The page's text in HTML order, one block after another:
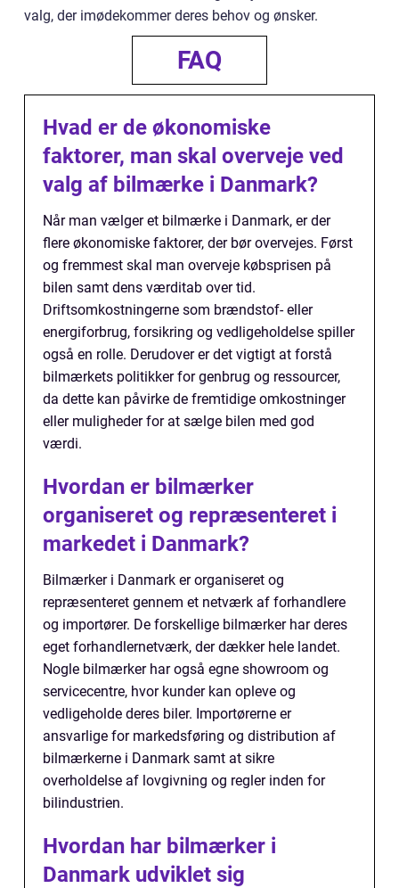
valg, der imødekommer deres behov og ønsker.
FAQ
Hvad er de økonomiske
faktorer, man skal overveje ved
valg af bilmærke i Danmark?
Når man vælger et bilmærke i Danmark, er der
flere økonomiske faktorer, der bør overvejes. Først
og fremmest skal man overveje købsprisen på
bilen samt dens værditab over tid.
Driftsomkostningerne som brændstof- eller
energiforbrug, forsikring og vedligeholdelse spiller
også en rolle. Derudover er det vigtigt at forstå
bilmærkets politikker for genbrug og ressourcer,
da dette kan påvirke de fremtidige omkostninger
eller muligheder for at sælge bilen med god
værdi.
Hvordan er bilmærker
organiseret og repræsenteret i
markedet i Danmark?
Bilmærker i Danmark er organiseret og
repræsenteret gennem et netværk af forhandlere
og importører. De forskellige bilmærker har deres
eget forhandlernetværk, der dækker hele landet.
Nogle bilmærker har også egne showroom og
servicecentre, hvor kunder kan opleve og
vedligeholde deres biler. Importørerne er
ansvarlige for markedsføring og distribution af
bilmærkerne i Danmark samt at sikre
overholdelse af lovgivning og regler inden for
bilindustrien.
Hvordan har bilmærker i
Danmark udviklet sig